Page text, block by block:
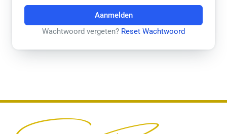
Aanmelden
Wachtwoord vergeten? Reset Wachtwoord